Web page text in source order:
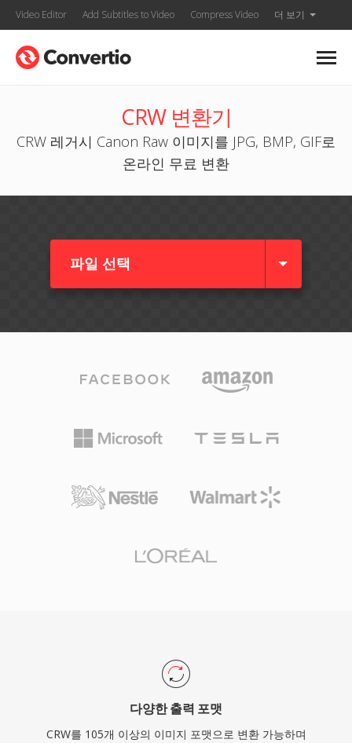
Video Editor Add Subtitles to Video Compress Video 더 보기
CRW 변환기
CRW 레거시 Canon Raw 이미지를 JPG, BMP, GIF로
온라인 무료 변환
파일 선택
다양한 출력 포맷
CRW를 105개 이상의 이미지 포맷으로 변환 가능하며